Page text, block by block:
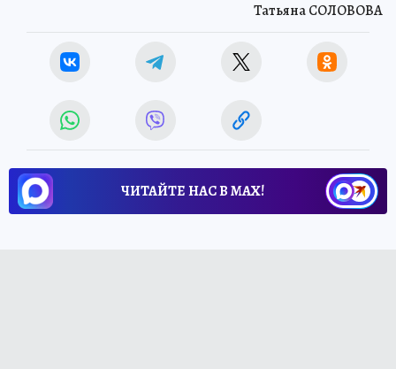
Татьяна СОЛОВОВА
ЧИТАЙТЕ НАС В МАХ!